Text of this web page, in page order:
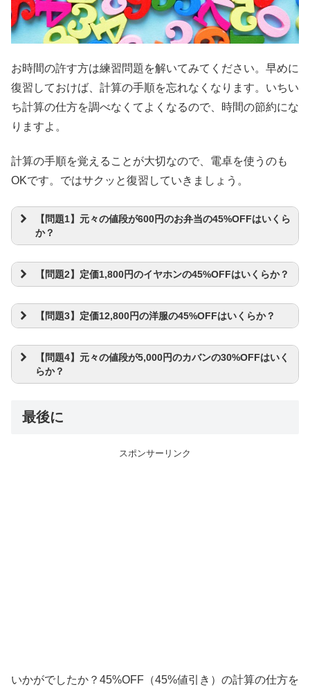
お時間の許す方は練習問題を解いてみてください。早めに
復習しておけば、計算の手順を忘れなくなります。いちい
ち計算の仕方を調べなくてよくなるので、時間の節約にな
りますよ。
計算の手順を覚えることが大切なので、電卓を使うのも
OKです。ではサクッと復習していきましょう。
【問題1】元々の値段が600円のお弁当の45%OFFはいくら
か？
【問題2】定価1,800円のイヤホンの45%OFFはいくらか？
【問題3】定価12,800円の洋服の45%OFFはいくらか？
【問題4】元々の値段が5,000円のカバンの30%OFFはいく
らか？
最後に
スポンサーリンク
いかがでしたか？45%OFF（45%値引き）の計算の仕方を